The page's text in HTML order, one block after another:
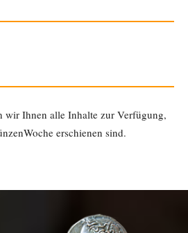
wir Ihnen alle Inhalte zur Verfügung,
erschienen sind.